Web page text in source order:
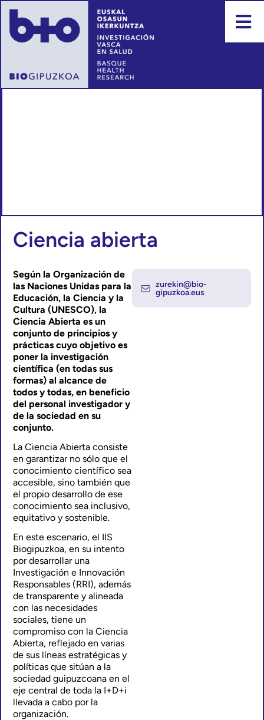
Ciencia abierta
Según la Organización de
las Naciones Unidas para la
Educación, la Ciencia y la
Cultura (UNESCO), la
Ciencia Abierta es un
conjunto de principios y
prácticas cuyo objetivo es
poner la investigación
científica (en todas sus
formas) al alcance de
todos y todas, en beneficio
del personal investigador y
de la sociedad en su
conjunto.
La Ciencia Abierta consiste
en garantizar no sólo que el
conocimiento científico sea
accesible, sino también que
el propio desarrollo de ese
conocimiento sea inclusivo,
equitativo y sostenible.
En este escenario, el IIS
Biogipuzkoa, en su intento
por desarrollar una
Investigación e Innovación
Responsables (RRI), además
de transparente y alineada
con las necesidades
sociales, tiene un
compromiso con la Ciencia
Abierta, reflejado en varias
de sus líneas estratégicas y
políticas que sitúan a la
sociedad guipuzcoana en el
eje central de toda la I+D+i
llevada a cabo por la
organización.
zurekin@bio-
gipuzkoa.eus